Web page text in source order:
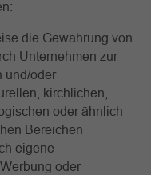
die Gewährung von
Unternehmen zur
und/oder
kirchlichen,
oder ähnlich
Bereichen
eigene
oder